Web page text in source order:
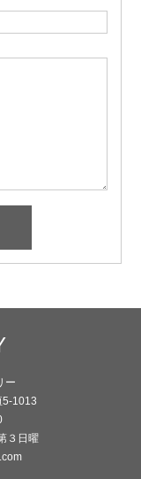
ー
1013
３日曜